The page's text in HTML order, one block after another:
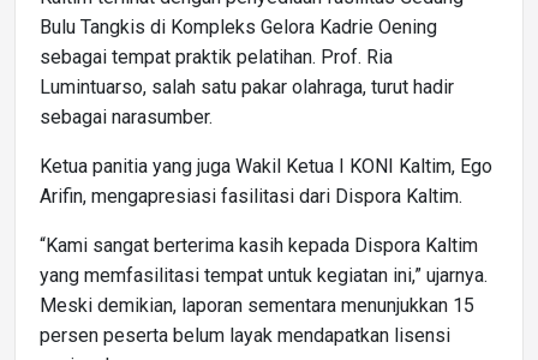
Bulu Tangkis di Kompleks Gelora Kadrie Oening
sebagai tempat praktik pelatihan. Prof. Ria
Lumintuarso, salah satu pakar olahraga, turut hadir
sebagai narasumber.
Ketua panitia yang juga Wakil Ketua I KONI Kaltim, Ego
Arifin, mengapresiasi fasilitasi dari Dispora Kaltim.
“Kami sangat berterima kasih kepada Dispora Kaltim
yang memfasilitasi tempat untuk kegiatan ini,” ujarnya.
Meski demikian, laporan sementara menunjukkan 15
persen peserta belum layak mendapatkan lisensi